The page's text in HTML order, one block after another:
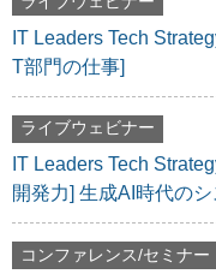
IT Leaders Tech
T部門の仕事]
ライブウェビナー
IT Leaders Tech
開発力] 生成AI時代の
コンファレンス/セミナー